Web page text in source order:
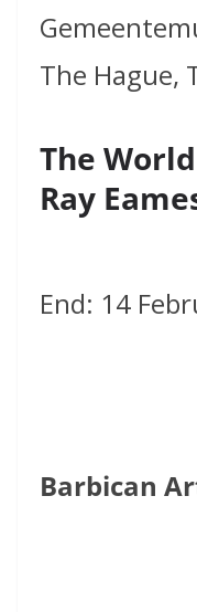
The Hague,
The
Ray
End: 14
Barbican